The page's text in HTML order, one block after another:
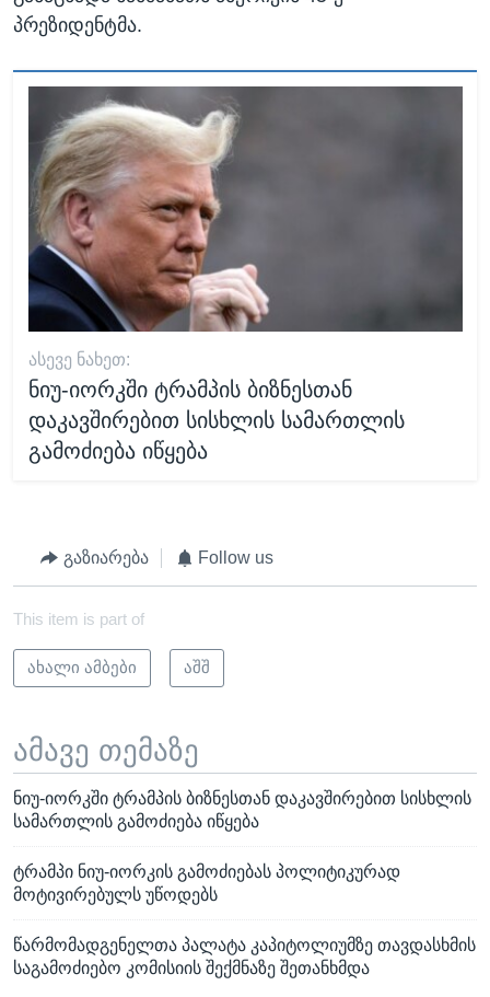
პრეზიდენტმა.
ᲐᲡᲔᲕᲔ ᲜᲐᲮᲔᲗ:
ნიუ-იორკში ტრამპის ბიზნესთან
დაკავშირებით სისხლის სამართლის
გამოძიება იწყება
გაზიარება Follow us
This item is part of
ახალი ამბები აშშ
ამავე თემაზე
ნიუ-იორკში ტრამპის ბიზნესთან დაკავშირებით სისხლის
სამართლის გამოძიება იწყება
ტრამპი ნიუ-იორკის გამოძიებას პოლიტიკურად
მოტივირებულს უწოდებს
წარმომადგენელთა პალატა კაპიტოლიუმზე თავდასხმის
საგამოძიებო კომისიის შექმნაზე შეთანხმდა